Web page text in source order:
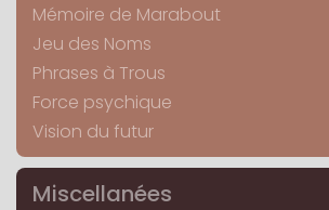
Mémoire de Marabout
Jeu des Noms
Phrases à Trous
Force psychique
Vision du futur
Miscellanées